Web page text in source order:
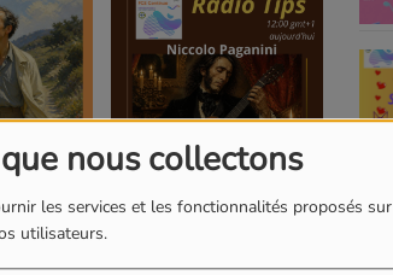
nous collectons
les services et les fonctionnalités proposés
utilisateurs.